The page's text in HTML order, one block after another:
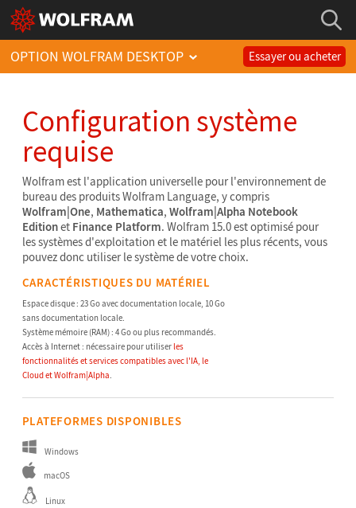
OPTION WOLFRAM DESKTOP Essayer ou acheter
Configuration système
requise
Wolfram est l'application universelle pour l'environnement de
bureau des produits Wolfram Language, y compris
Wolfram|One, Mathematica, Wolfram|Alpha Notebook
Editionet Finance Platform. Wolfram 15.0 est optimisé pour
les systèmes d'exploitation et le matériel les plus récents, vous
pouvez donc utiliser le système de votre choix.
CARACTÉRISTIQUES DU MATÉRIEL
Espace disque : 23 Go avec documentation locale, 10 Go
sans documentation locale.
Système mémoire (RAM) : 4 Go ou plus recommandés.
Accès à Internet : nécessaire pour utiliserles
fonctionnalités et services compatibles avec l'IA, le
Cloud et Wolfram|Alpha
PLATEFORMES DISPONIBLES
Windows
macOS
Linux